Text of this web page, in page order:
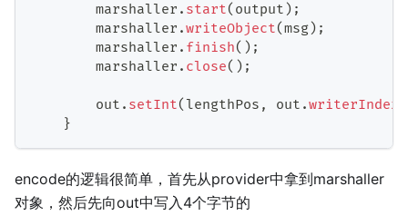
        marshaller
. start( output ) ;
        marshaller
.writeObject(msg) ;
        marshaller
. finish( ) ;
        marshaller
. close( ) ;
        out
. setInt( lengthPos , out .writerIndex
}
encode的逻辑很简单，首先从provider中拿到marshaller
对象，然后先向out中写入4个字节的